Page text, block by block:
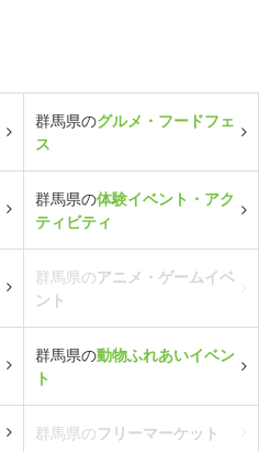
群馬県のグルメ・フードフェ
ス
群馬県の体験イベント・アク
ティビティ
群馬県のアニメ・ゲームイベ
ント
群馬県の動物ふれあいイベン
ト
群馬県のフリーマーケット